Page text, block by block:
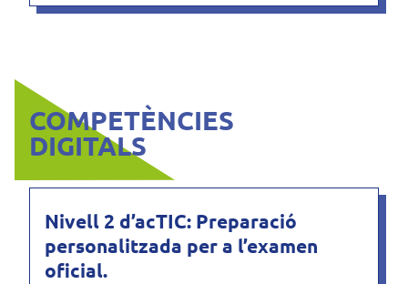
COMPETÈNCIES
DIGITALS
Nivell 2 d’acTIC: Preparació
personalitzada per a l’examen
oficial.